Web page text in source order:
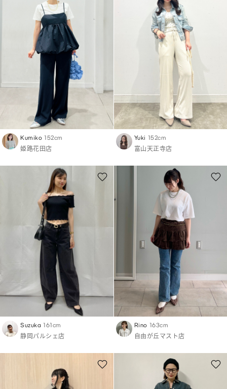
Kumiko 152cm
姫路花田店
Yuki 152cm
富山天正寺店
Suzuka 161cm
静岡パルシェ店
Rino 163cm
自由が丘マスト店